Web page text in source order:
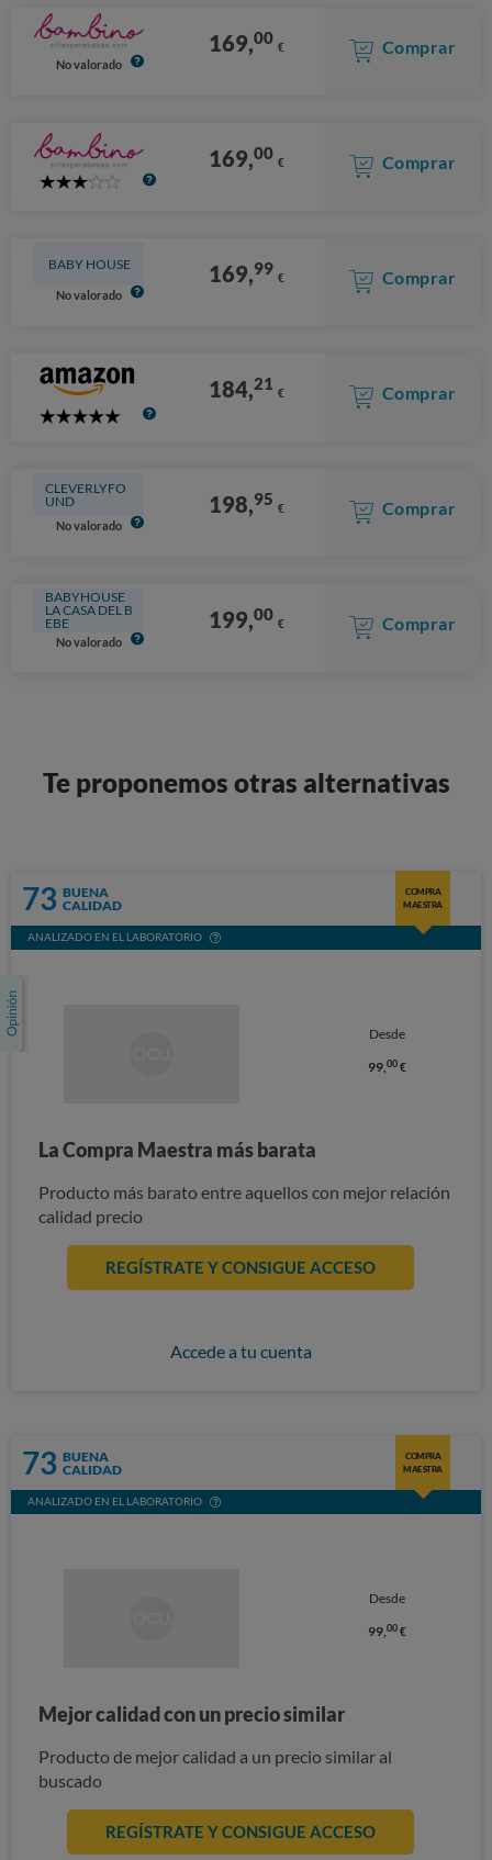
No valorado
169,00 € Comprar
3
169,00 € Comprar
BABY HOUSE
No valorado
169,99 € Comprar
5
184,21 € Comprar
CLEVERLYFO
UND
No valorado
198,95 € Comprar
BABYHOUSE
LA CASA DEL B
EBE
No valorado
199,00 € Comprar
Te proponemos otras alternativas
73 BUENA
CALIDAD
COMPRA
MAESTRA
ANALIZADO EN EL LABORATORIO
Desde
99,00€
La Compra Maestra más barata
Producto más barato entre aquellos con mejor relación
calidad precio
REGÍSTRATE Y CONSIGUE ACCESO
Accede a tu cuenta
73 BUENA
CALIDAD
COMPRA
MAESTRA
ANALIZADO EN EL LABORATORIO
Desde
99,00€
Mejor calidad con un precio similar
Producto de mejor calidad a un precio similar al
buscado
REGÍSTRATE Y CONSIGUE ACCESO